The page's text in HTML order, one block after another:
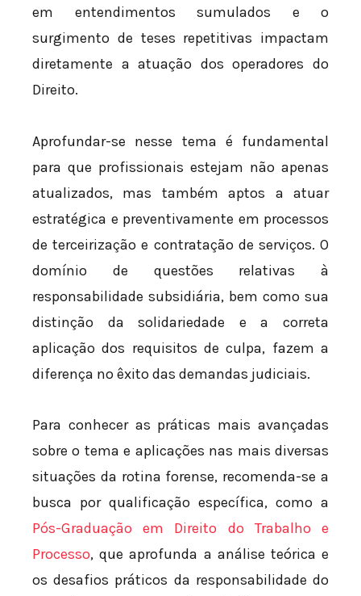
em entendimentos sumulados e o
surgimento de teses repetitivas impactam
diretamente a atuação dos operadores do
Direito.
Aprofundar-se nesse tema é fundamental
para que profissionais estejam não apenas
atualizados, mas também aptos a atuar
estratégica e preventivamente em processos
de terceirização e contratação de serviços. O
domínio de questões relativas à
responsabilidade subsidiária, bem como sua
distinção da solidariedade e a correta
aplicação dos requisitos de culpa, fazem a
diferença no êxito das demandas judiciais.
Para conhecer as práticas mais avançadas
sobre o tema e aplicações nas mais diversas
situações da rotina forense, recomenda-se a
busca por qualificação específica, como a
Pós-Graduação em Direito do Trabalho e
Processo, que aprofunda a análise teórica e
os desafios práticos da responsabilidade do